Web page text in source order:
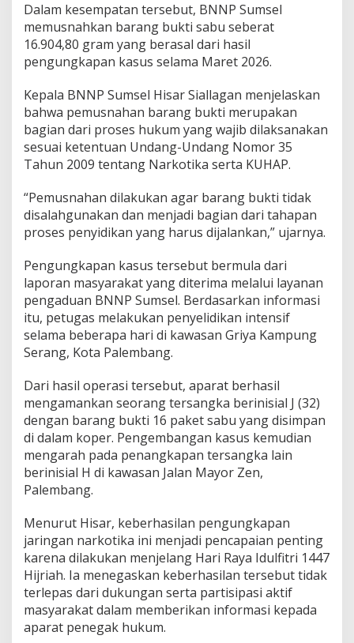
e
r
a
n
J
a
r
i
g
n
Dalam kesempatan tersebut, BNNP Sumsel
memusnahkan barang bukti sabu seberat
16.904,80 gram yang berasal dari hasil
pengungkapan kasus selama Maret 2026.
Kepala BNNP Sumsel Hisar Siallagan menjelaskan
bahwa pemusnahan barang bukti merupakan
bagian dari proses hukum yang wajib dilaksanakan
sesuai ketentuan Undang-Undang Nomor 35
Tahun 2009 tentang Narkotika serta KUHAP.
“Pemusnahan dilakukan agar barang bukti tidak
disalahgunakan dan menjadi bagian dari tahapan
proses penyidikan yang harus dijalankan,” ujarnya.
Pengungkapan kasus tersebut bermula dari
laporan masyarakat yang diterima melalui layanan
pengaduan BNNP Sumsel. Berdasarkan informasi
itu, petugas melakukan penyelidikan intensif
selama beberapa hari di kawasan Griya Kampung
Serang, Kota Palembang.
Dari hasil operasi tersebut, aparat berhasil
mengamankan seorang tersangka berinisial J (32)
dengan barang bukti 16 paket sabu yang disimpan
di dalam koper. Pengembangan kasus kemudian
mengarah pada penangkapan tersangka lain
berinisial H di kawasan Jalan Mayor Zen,
Palembang.
Menurut Hisar, keberhasilan pengungkapan
jaringan narkotika ini menjadi pencapaian penting
karena dilakukan menjelang Hari Raya Idulfitri 1447
Hijriah. Ia menegaskan keberhasilan tersebut tidak
terlepas dari dukungan serta partisipasi aktif
masyarakat dalam memberikan informasi kepada
aparat penegak hukum.